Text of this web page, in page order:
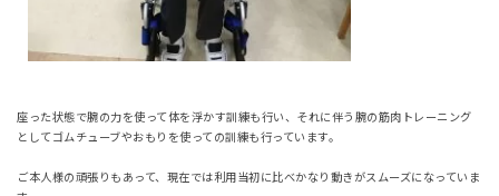
座った状態で腕の力を使って体を浮かす訓練も行い、それに伴う腕の筋肉トレーニング
としてゴムチューブやおもりを使っての訓練も行っています。
ご本人様の頑張りもあって、現在では利用当初に比べかなり動きがスムーズになっていま